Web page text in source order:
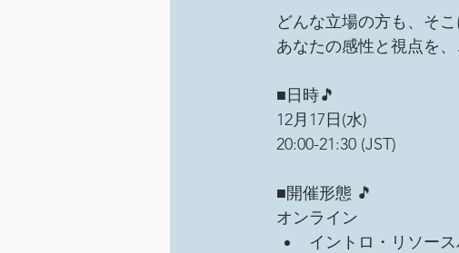
どんな立場の方も、そ
あなたの感性と視点を
■日時🎵
12月17日(水)
20:00-21:30 (JST)
■開催形態 🎵
オンライン
イントロ・リソー